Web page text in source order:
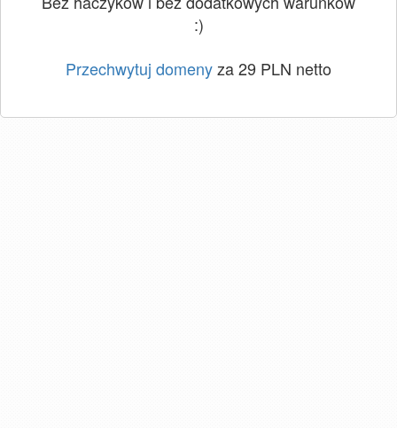
:)
Przechwytuj domenyza 29 PLN netto